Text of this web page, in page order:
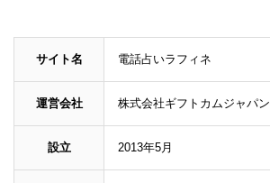
サイト名 電話占いラフィネ
運営会社 株式会社ギフトカムジャパン
設立 2013年5月